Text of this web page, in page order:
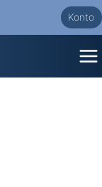
Konto